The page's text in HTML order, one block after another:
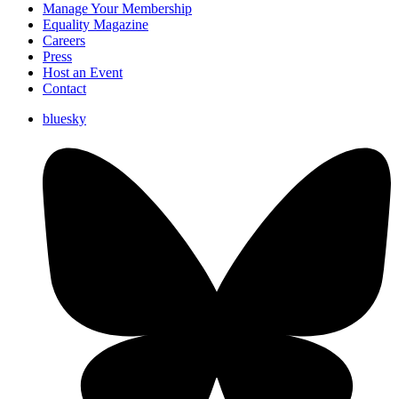
Manage Your Membership
Equality Magazine
Careers
Press
Host an Event
Contact
bluesky